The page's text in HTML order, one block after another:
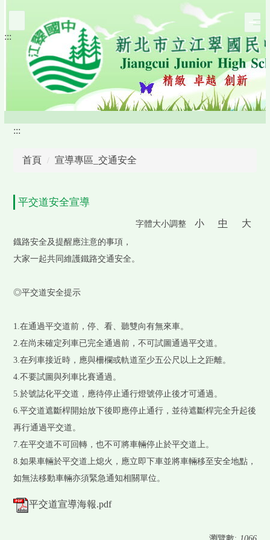
跳
主
:::
:::
首頁 宣導專區_交通安全
平交道安全宣導
字體大小調整 小 中 大
鐡路安全及提醒應注意的事項，
大家一起共同維護鐵路交通安全。
◎平交道安全提示
1.在通過平交道前，停、看、聽雙向有無來車。
2.在尚未確定列車已完全通過前，不可試圖通過平交道。
3.在列車接近時，應與柵欄或軌道至少五公尺以上之距離。
4.不要試圖與列車比賽通過。
5.於號誌化平交道，應待停止通行燈號停止後才可通過。
6.平交道遮斷桿開始放下後即應停止通行，並待遮斷桿完全升起後
再行通過平交道。
7.在平交道不可回轉，也不可將車輛停止於平交道上。
8.如果車輛於平交道上熄火，應立即下車並將車輛移至安全地點，
如無法移動車輛亦須緊急通知相關單位。
平交道宣導海報.pdf